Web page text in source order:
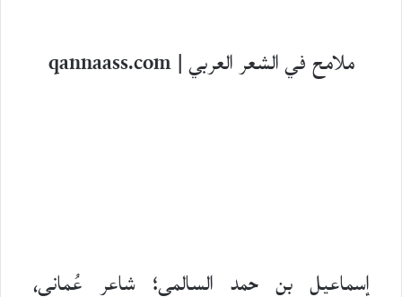
ملامح في الشعر العربي | qannaass.com
إسماعيل بن حمد السالمي؛ شاعر عُماني،